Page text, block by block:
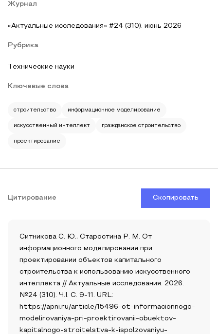
Журнал
«Актуальные исследования» #24 (310), июнь 2026
Рубрика
Технические науки
Ключевые слова
строительство информационное моделирование
искусственный интеллект гражданское строительство
проектирование
Цитирование Скопировать
Ситникова С. Ю., Старостина Р. М. От
информационного моделирования при
проектировании объектов капитального
строительства к использованию искусственного
интеллекта // Актуальные исследования. 2026.
№24 (310). Ч.I. С. 9-11. URL:
https://apni.ru/article/15496-ot-informacionnogo-
modelirovaniya-pri-proektirovanii-obuektov-
kapitalnogo-stroitelstva-k-ispolzovaniyu-